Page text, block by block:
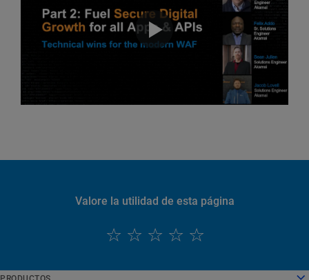
Valore la utilidad de esta página